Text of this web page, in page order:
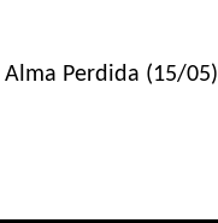
Alma Perdida (15/05)